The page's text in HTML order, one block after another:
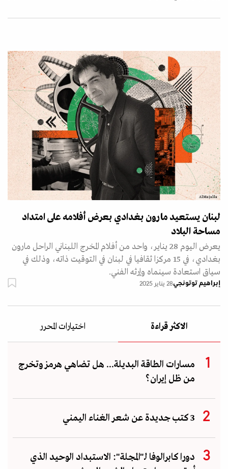
AlMajalla
لبنان يستعيد مارون بغدادي بعرض أفلامه على امتداد
مساحة البلاد
يعرض اليوم 28 يناير، واحد من أفلام المخرج اللبناني الراحل مارون
بغدادي، في 15 مركزا ثقافيا في لبنان في التوقيت ذاته، وذلك في
سياق استعادة سينماه وإرثه الفني.
إبراهيم توتونجي28 يناير 2025
الاكثر قراءة اختيارات المحرر
مسارات الطاقة البديلة... هل تضاهي هرمز وتخرج
من ظل إيران؟
3 كتب جديدة عن شعر الغناء اليمني
دورا كابرالوفا لـ"المجلة": الاستبداد الوحيد الذي